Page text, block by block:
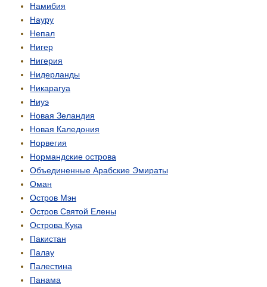
Намибия
Науру
Непал
Нигер
Нигерия
Нидерланды
Никарагуа
Ниуэ
Новая Зеландия
Новая Каледония
Норвегия
Нормандские острова
Объединенные Арабские Эмираты
Оман
Остров Мэн
Остров Святой Елены
Острова Кука
Пакистан
Палау
Палестина
Панама